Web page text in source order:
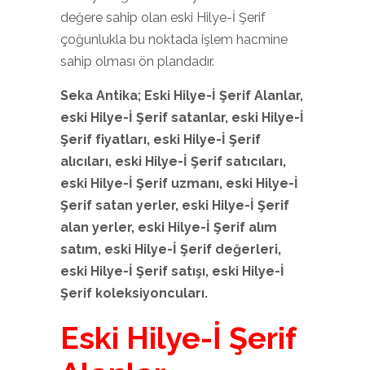
değere sahip olan eski Hilye-İ Şerif
çoğunlukla bu noktada işlem hacmine
sahip olması ön plandadır.
Seka Antika; Eski Hilye-İ Şerif Alanlar,
eski Hilye-İ Şerif satanlar, eski Hilye-İ
Şerif fiyatları, eski Hilye-İ Şerif
alıcıları, eski Hilye-İ Şerif satıcıları,
eski Hilye-İ Şerif uzmanı, eski Hilye-İ
Şerif satan yerler, eski Hilye-İ Şerif
alan yerler, eski Hilye-İ Şerif alım
satım, eski Hilye-İ Şerif değerleri,
eski Hilye-İ Şerif satışı, eski Hilye-İ
Şerif koleksiyoncuları.
Eski Hilye-İ Şerif